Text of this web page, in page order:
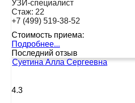
УЗИ-специалист
Стаж: 22
+7 (499) 519-38-52
Стоимость приема:
Подробнее...
Последний отзыв
Суетина Алла Сергеевна
4.3